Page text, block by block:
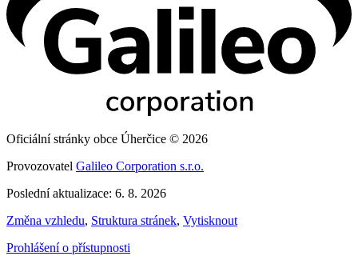
Oficiální stránky obce Úherčice © 2026
Provozovatel Galileo Corporation s.r.o.
Poslední aktualizace: 6. 8. 2026
Změna vzhledu, Struktura stránek, Vytisknout
Prohlášení o přístupnosti